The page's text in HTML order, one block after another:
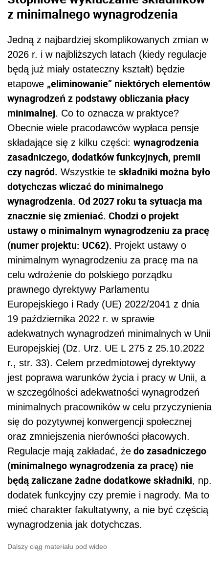
z minimalnego wynagrodzenia
Jedną z najbardziej skomplikowanych zmian w
2026 r. i w najbliższych latach (kiedy regulacje
będą już miały ostateczny kształt) będzie
etapowe „eliminowanie” niektórych elementów
wynagrodzeń z podstawy obliczania płacy
minimalnej. Co to oznacza w praktyce?
Obecnie wiele pracodawców wypłaca pensje
składające się z kilku części: wynagrodzenia
zasadniczego, dodatków funkcyjnych, premii
czy nagród. Wszystkie te składniki można było
dotychczas wliczać do minimalnego
wynagrodzenia. Od 2027 roku ta sytuacja ma
znacznie się zmieniać. Chodzi o projekt
ustawy o minimalnym wynagrodzeniu za pracę
(numer projektu: UC62). Projekt ustawy o
minimalnym wynagrodzeniu za pracę ma na
celu wdrożenie do polskiego porządku
prawnego dyrektywy Parlamentu
Europejskiego i Rady (UE) 2022/2041 z dnia
19 października 2022 r. w sprawie
adekwatnych wynagrodzeń minimalnych w Unii
Europejskiej (Dz. Urz. UE L 275 z 25.10.2022
r., str. 33). Celem przedmiotowej dyrektywy
jest poprawa warunków życia i pracy w Unii, a
w szczególności adekwatności wynagrodzeń
minimalnych pracowników w celu przyczynienia
się do pozytywnej konwergencji społecznej
oraz zmniejszenia nierówności płacowych.
Regulacje mają zakładać, że do zasadniczego
(minimalnego wynagrodzenia za pracę) nie
będą zaliczane żadne dodatkowe składniki, np.
dodatek funkcyjny czy premie i nagrody. Ma to
mieć charakter fakultatywny, a nie być częścią
wynagrodzenia jak dotychczas.
Dalszy ciąg materiału pod wideo